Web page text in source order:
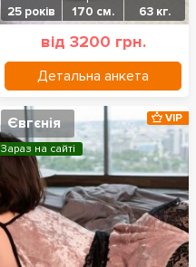
25 років
170 см.
63 кг.
від 3200 грн.
Детальна анкета
Євгєнія VIP
Зараз на сайті